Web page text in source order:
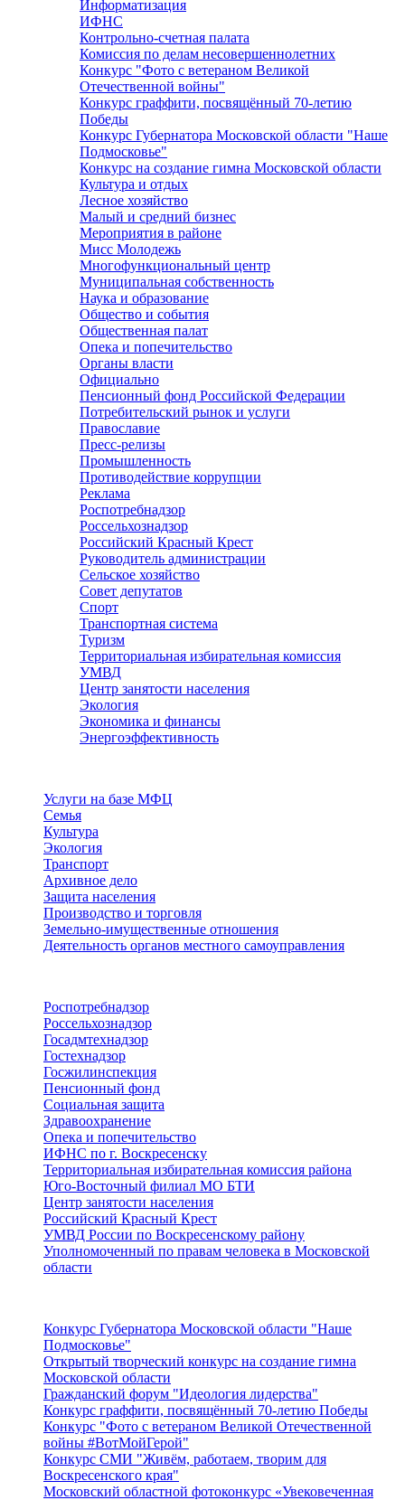
Информатизация
ИФНС
Контрольно-счетная палата
Комиссия по делам несовершеннолетних
Конкурс "Фото с ветераном Великой
Отечественной войны"
Конкурс граффити, посвящённый 70-летию
Победы
Конкурс Губернатора Московской области "Наше
Подмосковье"
Конкурс на создание гимна Московской области
Культура и отдых
Лесное хозяйство
Малый и средний бизнес
Мероприятия в районе
Мисс Молодежь
Многофункциональный центр
Муниципальная собственность
Наука и образование
Общество и события
Общественная палат
Опека и попечительство
Органы власти
Официально
Пенсионный фонд Российской Федерации
Потребительский рынок и услуги
Православие
Пресс-релизы
Промышленность
Противодействие коррупции
Реклама
Роспотребнадзор
Россельхознадзор
Российский Красный Крест
Руководитель администрации
Сельское хозяйство
Совет депутатов
Спорт
Транспортная система
Туризм
Территориальная избирательная комиссия
УМВД
Центр занятости населения
Экология
Экономика и финансы
Энергоэффективность
Услуги на базе МФЦ
Семья
Культура
Экология
Транспорт
Архивное дело
Защита населения
Производство и торговля
Земельно-имущественные отношения
Деятельность органов местного самоуправления
Роспотребнадзор
Россельхознадзор
Госадмтехнадзор
Гостехнадзор
Госжилинспекция
Пенсионный фонд
Социальная защита
Здравоохранение
Опека и попечительство
ИФНС по г. Воскресенску
Территориальная избирательная комиссия района
Юго-Восточный филиал МО БТИ
Центр занятости населения
Российский Красный Крест
УМВД России по Воскресенскому району
Уполномоченный по правам человека в Московской
области
Конкурс Губернатора Московской области "Наше
Подмосковье"
Открытый творческий конкурс на создание гимна
Московской области
Гражданский форум "Идеология лидерства"
Конкурс граффити, посвящённый 70-летию Победы
Конкурс "Фото с ветераном Великой Отечественной
войны #ВотМойГерой"
Конкурс СМИ "Живём, работаем, творим для
Воскресенского края"
Московский областной фотоконкурс «Увековеченная